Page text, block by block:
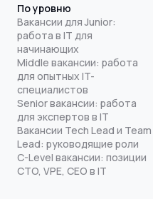
По уровню
Вакансии для Junior:
работа в IT для
начинающих
Middle вакансии: работа
для опытных IT-
специалистов
Senior вакансии: работа
для экспертов в IT
Вакансии Tech Lead и Team
Lead: руководящие роли
C-Level вакансии: позиции
CTO, VPE, CEO в IT